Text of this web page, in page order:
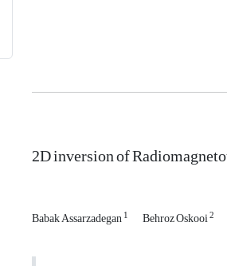
2D inversion of
Babak Assarzadegan1 Behroz Oskooi2